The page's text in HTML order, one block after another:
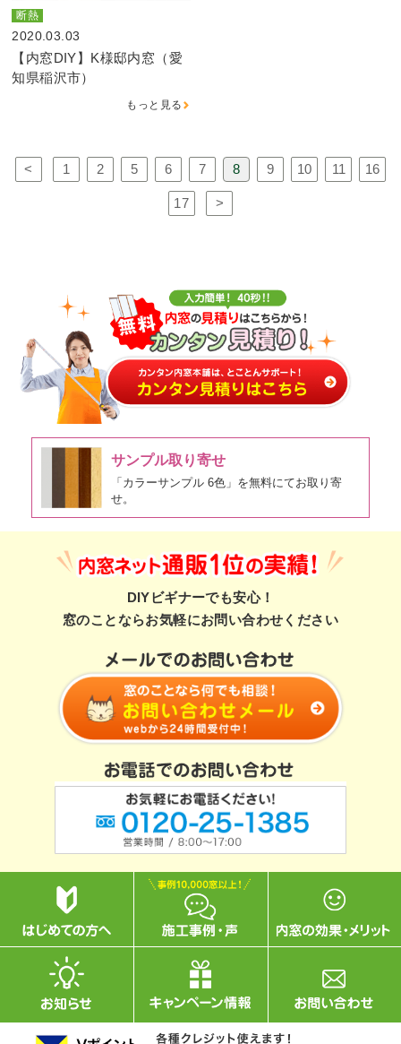
断熱
2020.03.03
【内窓DIY】K様邸内窓（愛
知県稲沢市）
もっと見る
< 1 2 5 6 7 8 9 10 11 16
17 >
サンプル取り寄せ
「カラーサンプル 6色」を無料にてお取り寄
せ。
DIYビギナーでも安心！
窓のことならお気軽にお問い合わせください